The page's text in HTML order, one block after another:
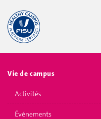
Vie de campus
Activités
Événements